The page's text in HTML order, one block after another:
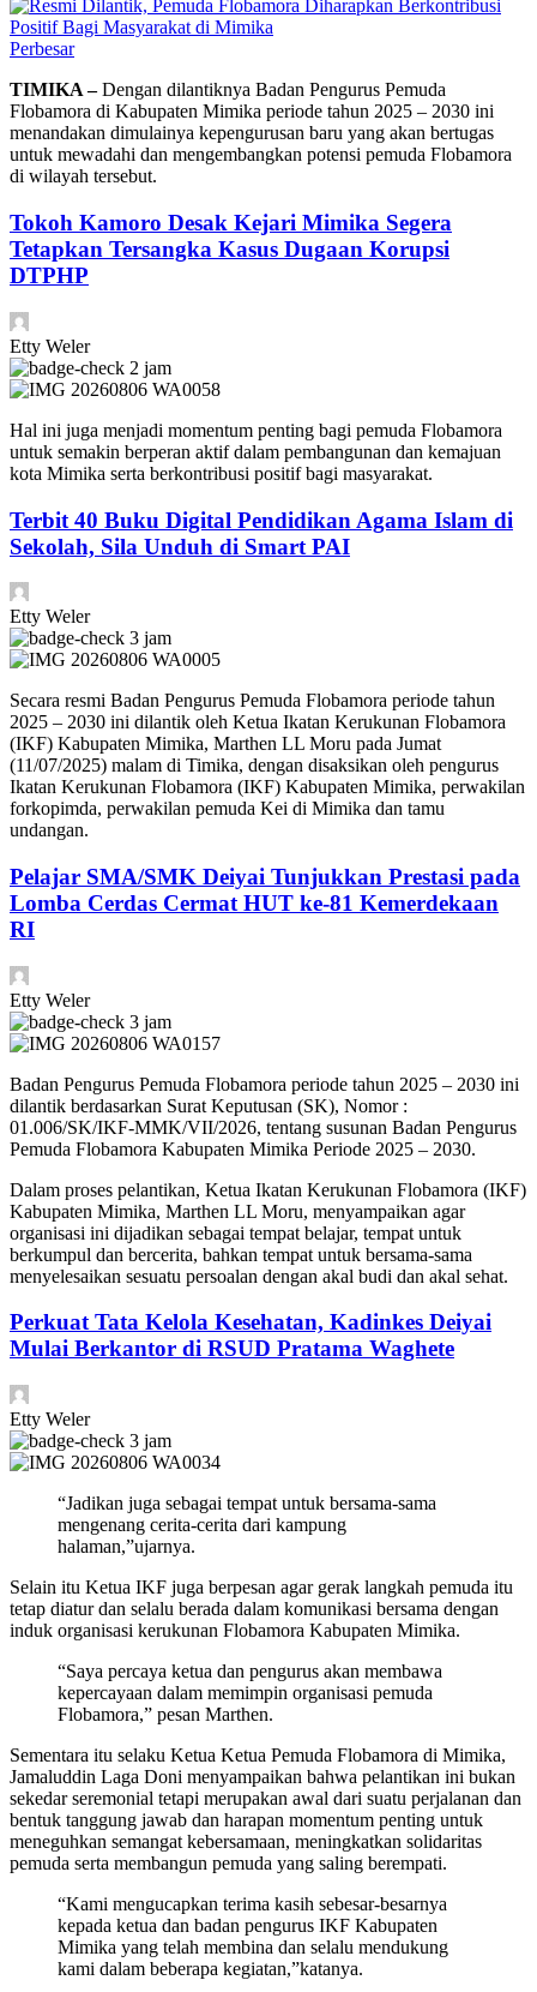
Perbesar
TIMIKA –Dengan dilantiknya Badan Pengurus Pemuda
Flobamora di Kabupaten Mimika periode tahun 2025 – 2030 ini
menandakan dimulainya kepengurusan baru yang akan bertugas
untuk mewadahi dan mengembangkan potensi pemuda Flobamora
di wilayah tersebut.
Tokoh Kamoro Desak Kejari Mimika Segera
Tetapkan Tersangka Kasus Dugaan Korupsi
DTPHP
Etty Weler
2 jam
Hal ini juga menjadi momentum penting bagi pemuda Flobamora
untuk semakin berperan aktif dalam pembangunan dan kemajuan
kota Mimika serta berkontribusi positif bagi masyarakat.
Terbit 40 Buku Digital Pendidikan Agama Islam di
Sekolah, Sila Unduh di Smart PAI
Etty Weler
3 jam
Secara resmi Badan Pengurus Pemuda Flobamora periode tahun
2025 – 2030 ini dilantik oleh Ketua Ikatan Kerukunan Flobamora
(IKF) Kabupaten Mimika, Marthen LL Moru pada Jumat
(11/07/2025) malam di Timika, dengan disaksikan oleh pengurus
Ikatan Kerukunan Flobamora (IKF) Kabupaten Mimika, perwakilan
forkopimda, perwakilan pemuda Kei di Mimika dan tamu
undangan.
Pelajar SMA/SMK Deiyai Tunjukkan Prestasi pada
Lomba Cerdas Cermat HUT ke-81 Kemerdekaan
RI
Etty Weler
3 jam
Badan Pengurus Pemuda Flobamora periode tahun 2025 – 2030 ini
dilantik berdasarkan Surat Keputusan (SK), Nomor :
01.006/SK/IKF-MMK/VII/2026, tentang susunan Badan Pengurus
Pemuda Flobamora Kabupaten Mimika Periode 2025 – 2030.
Dalam proses pelantikan, Ketua Ikatan Kerukunan Flobamora (IKF)
Kabupaten Mimika, Marthen LL Moru, menyampaikan agar
organisasi ini dijadikan sebagai tempat belajar, tempat untuk
berkumpul dan bercerita, bahkan tempat untuk bersama-sama
menyelesaikan sesuatu persoalan dengan akal budi dan akal sehat.
Perkuat Tata Kelola Kesehatan, Kadinkes Deiyai
Mulai Berkantor di RSUD Pratama Waghete
Etty Weler
3 jam
“Jadikan juga sebagai tempat untuk bersama-sama
mengenang cerita-cerita dari kampung
halaman,”ujarnya.
Selain itu Ketua IKF juga berpesan agar gerak langkah pemuda itu
tetap diatur dan selalu berada dalam komunikasi bersama dengan
induk organisasi kerukunan Flobamora Kabupaten Mimika.
“Saya percaya ketua dan pengurus akan membawa
kepercayaan dalam memimpin organisasi pemuda
Flobamora,” pesan Marthen.
Sementara itu selaku Ketua Ketua Pemuda Flobamora di Mimika,
Jamaluddin Laga Doni menyampaikan bahwa pelantikan ini bukan
sekedar seremonial tetapi merupakan awal dari suatu perjalanan dan
bentuk tanggung jawab dan harapan momentum penting untuk
meneguhkan semangat kebersamaan, meningkatkan solidaritas
pemuda serta membangun pemuda yang saling berempati.
“Kami mengucapkan terima kasih sebesar-besarnya
kepada ketua dan badan pengurus IKF Kabupaten
Mimika yang telah membina dan selalu mendukung
kami dalam beberapa kegiatan,”katanya.